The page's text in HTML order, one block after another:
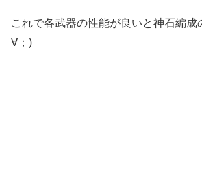
これで各武器の性能が良いと神石編成
∀；)